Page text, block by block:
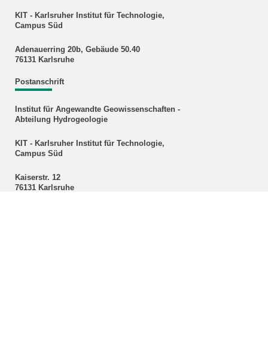
KIT - Karlsruher Institut für Technologie,
Campus Süd
Adenauerring 20b, Gebäude 50.40
76131 Karlsruhe
Postanschrift
Institut für Angewandte Geowissenschaften -
Abteilung Hydrogeologie
KIT - Karlsruher Institut für Technologie,
Campus Süd
Kaiserstr. 12
76131 Karlsruhe